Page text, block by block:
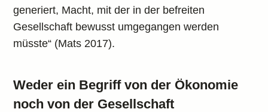
generiert, Macht, mit der in der befreiten
Gesellschaft bewusst umgegangen werden
müsste“ (Mats 2017).
Weder ein Begriff von der Ökonomie
noch von der Gesellschaft